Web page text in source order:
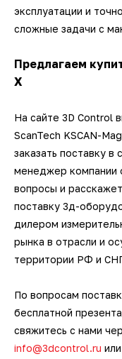
эксплуатации и
сложные задачи с
Предлагаем
X
На сайте 3D Control
ScanTech KSCAN-
заказать поставку в
менеджер компании
вопросы и
поставку 3д-
дилером
рынка в отрасли и
территории РФ и
По вопросам
бесплатной
свяжитесь с нами
info@3dcontrol.ru